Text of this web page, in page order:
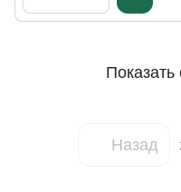
Назад